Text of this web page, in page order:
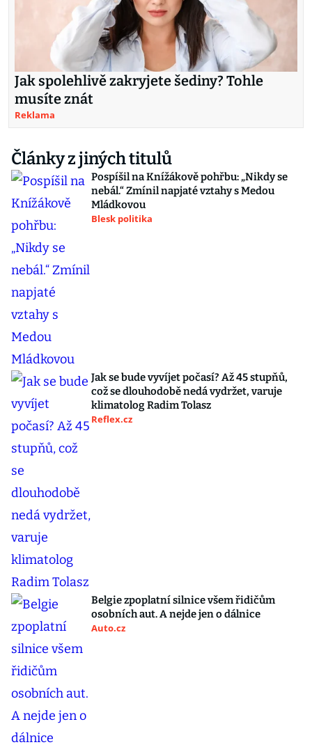
Jak spolehlivě zakryjete šediny? Tohle
musíte znát
Reklama
Články z jiných titulů
Pospíšil na Knížákově pohřbu: „Nikdy se
nebál.“ Zmínil napjaté vztahy s Medou
Mládkovou
Blesk politika
Jak se bude vyvíjet počasí? Až 45 stupňů,
což se dlouhodobě nedá vydržet, varuje
klimatolog Radim Tolasz
Reflex.cz
Belgie zpoplatní silnice všem řidičům
osobních aut. A nejde jen o dálnice
Auto.cz